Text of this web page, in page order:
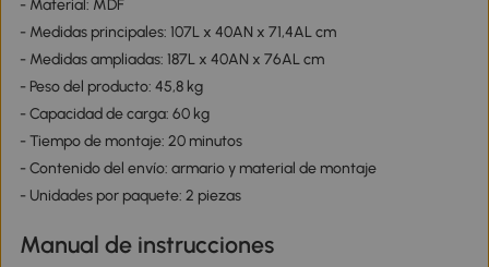
- Material: MDF
- Medidas principales: 107L x 40AN x 71,4AL cm
- Medidas ampliadas: 187L x 40AN x 76AL cm
- Peso del producto: 45,8 kg
- Capacidad de carga: 60 kg
- Tiempo de montaje: 20 minutos
- Contenido del envío: armario y material de montaje
- Unidades por paquete: 2 piezas
Manual de instrucciones